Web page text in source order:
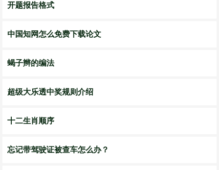
开题报告格式
中国知网怎么免费下载论文
蝎子辫的编法
超级大乐透中奖规则介绍
十二生肖顺序
忘记带驾驶证被查车怎么办？